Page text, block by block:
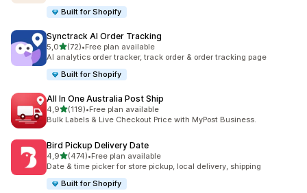
Built for Shopify
Synctrack AI Order Tracking
5,0de 5 estrelas
(72)
72 total de avaliações
•Free plan available
AI analytics order tracker, track order & order tracking page
Built for Shopify
All In One Australia Post Ship
4,9de 5 estrelas
(119)
119 total de avaliações
•Free plan available
Bulk Labels & Live Checkout Price with MyPost Business.
Bird Pickup Delivery Date
4,9de 5 estrelas
(474)
474 total de avaliações
•Free plan available
Date & time picker for store pickup, local delivery, shipping
Built for Shopify